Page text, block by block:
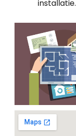
installatie.